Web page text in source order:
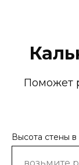
Поможет
Высота стены в